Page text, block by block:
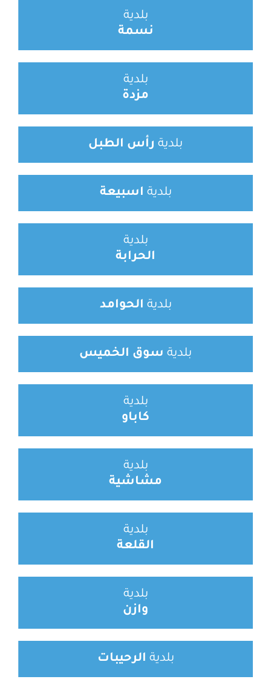
بلدية
نسمة
بلدية
مزدة
بلدية رأس الطبل
بلدية اسبيعة
بلدية
الحرابة
بلدية الحوامد
بلدية سوق الخميس
بلدية
كاباو
بلدية
مشاشية
بلدية
القلعة
بلدية
وازن
بلدية الرحيبات